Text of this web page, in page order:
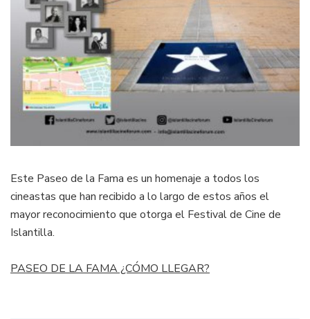
Este Paseo de la Fama es un homenaje a todos los
cineastas que han recibido a lo largo de estos años el
mayor reconocimiento que otorga el Festival de Cine de
Islantilla.
PASEO DE LA FAMA ¿CÓMO LLEGAR?